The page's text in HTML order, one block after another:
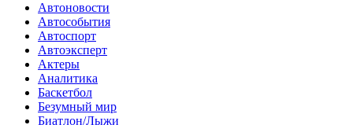
Автоновости
Автособытия
Автоспорт
Автоэксперт
Актеры
Аналитика
Баскетбол
Безумный мир
Биатлон/Лыжи